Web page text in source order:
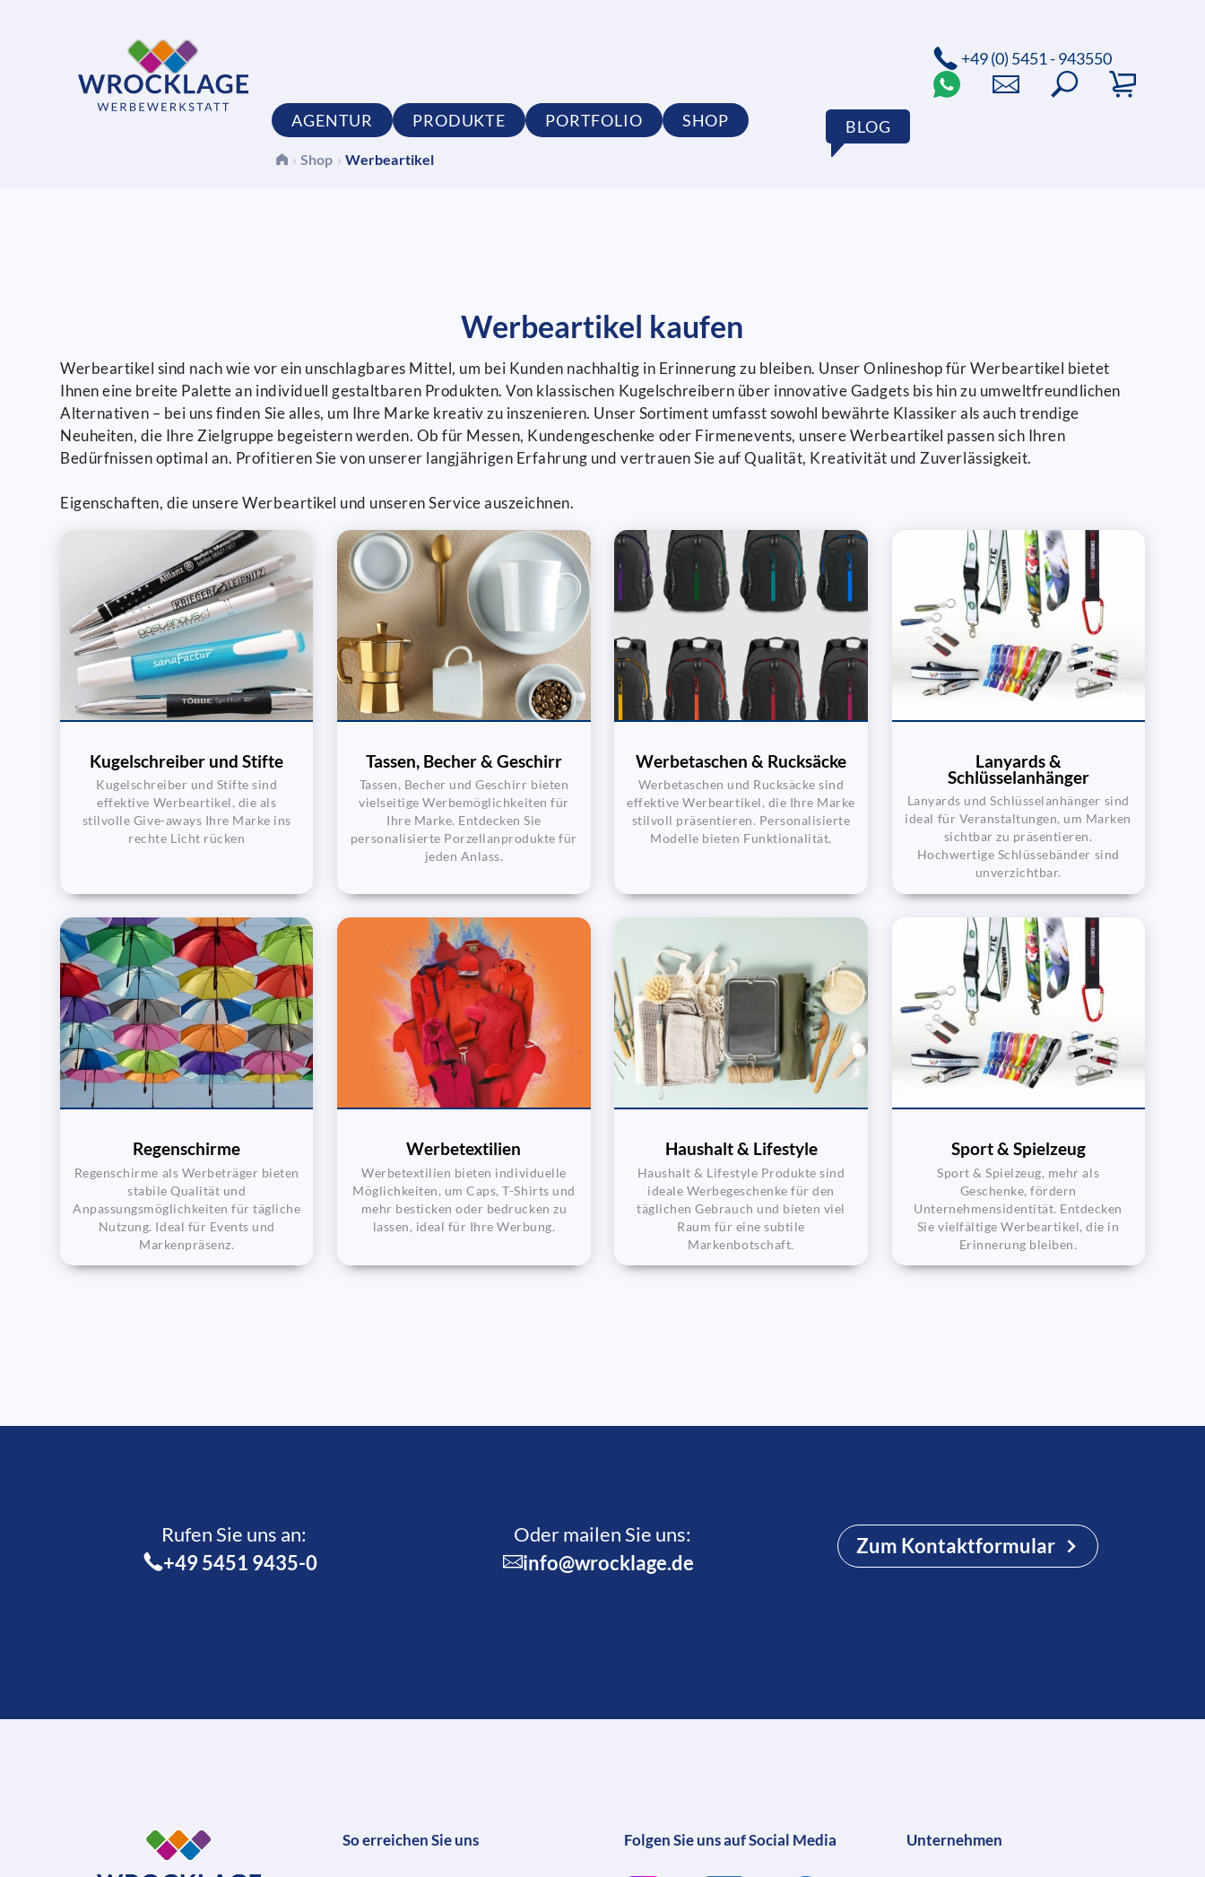
AGENTUR PRODUKTE PORTFOLIO SHOP BLOG
› Shop › Werbeartikel
+49 (0) 5451 - 943550
Werbeartikel kaufen
Werbeartikel sind nach wie vor ein unschlagbares Mittel, um bei Kunden nachhaltig in Erinnerung zu bleiben. Unser Onlineshop für Werbeartikel bietet
Ihnen eine breite Palette an individuell gestaltbaren Produkten. Von klassischen Kugelschreibern über innovative Gadgets bis hin zu umweltfreundlichen
Alternativen – bei uns finden Sie alles, um Ihre Marke kreativ zu inszenieren. Unser Sortiment umfasst sowohl bewährte Klassiker als auch trendige
Neuheiten, die Ihre Zielgruppe begeistern werden. Ob für Messen, Kundengeschenke oder Firmenevents, unsere Werbeartikel passen sich Ihren
Bedürfnissen optimal an. Profitieren Sie von unserer langjährigen Erfahrung und vertrauen Sie auf Qualität, Kreativität und Zuverlässigkeit.
Eigenschaften, die unsere Werbeartikel und unseren Service auszeichnen.
Kugelschreiber und Stifte
Kugelschreiber und Stifte sind
effektive Werbeartikel, die als
stilvolle Give-aways Ihre Marke ins
rechte Licht rücken
Tassen, Becher & Geschirr
Tassen, Becher und Geschirr bieten
vielseitige Werbemöglichkeiten für
Ihre Marke. Entdecken Sie
personalisierte Porzellanprodukte für
jeden Anlass.
Werbetaschen & Rucksäcke
Werbetaschen und Rucksäcke sind
effektive Werbeartikel, die Ihre Marke
stilvoll präsentieren. Personalisierte
Modelle bieten Funktionalität.
Lanyards &
Schlüsselanhänger
Lanyards und Schlüsselanhänger sind
ideal für Veranstaltungen, um Marken
sichtbar zu präsentieren.
Hochwertige Schlüssebänder sind
unverzichtbar.
Regenschirme
Regenschirme als Werbeträger bieten
stabile Qualität und
Anpassungsmöglichkeiten für tägliche
Nutzung. Ideal für Events und
Markenpräsenz.
Werbetextilien
Werbetextilien bieten individuelle
Möglichkeiten, um Caps, T-Shirts und
mehr besticken oder bedrucken zu
lassen, ideal für Ihre Werbung.
Haushalt & Lifestyle
Haushalt & Lifestyle Produkte sind
ideale Werbegeschenke für den
täglichen Gebrauch und bieten viel
Raum für eine subtile
Markenbotschaft.
Sport & Spielzeug
Sport & Spielzeug, mehr als
Geschenke, fördern
Unternehmensidentität. Entdecken
Sie vielfältige Werbeartikel, die in
Erinnerung bleiben.
Rufen Sie uns an:­
+49 5451 9435-0
Oder mailen Sie uns:
info@wrocklage.de
Zum Kontaktformular
So erreichen Sie uns Folgen Sie uns auf Social Media Unternehmen